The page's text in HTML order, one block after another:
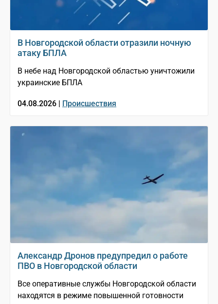
В Новгородской области отразили ночную
атаку БПЛА
В небе над Новгородской областью уничтожили
украинские БПЛА
04.08.2026 | Происшествия
Александр Дронов предупредил о работе
ПВО в Новгородской области
Все оперативные службы Новгородской области
находятся в режиме повышенной готовности